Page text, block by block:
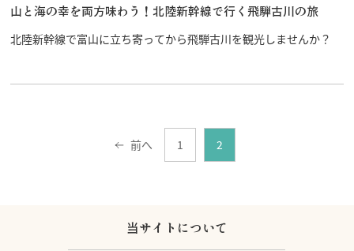
山と海の幸を両方味わう！北陸新幹線で行く飛騨古川の旅
北陸新幹線で富山に立ち寄ってから飛騨古川を観光しませんか？
前へ 1 2
当サイトについて